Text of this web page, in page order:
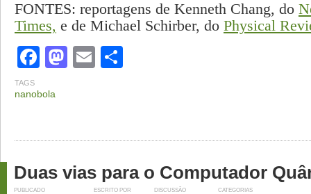
FONTES: reportagens de Kenneth Chang, do
Times, e de Michael Schirber, do Physical
Facebook
Mastodon
Email
TAGS
nanobola
Duas vias para o Computador
PUBLICADO ESCRITO POR DISCUSSÃO CATEGORIAS